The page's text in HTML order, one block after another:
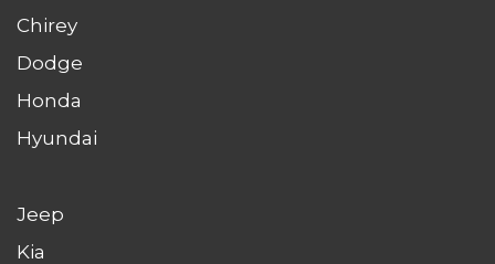
Chirey
Dodge
Honda
Hyundai
Jeep
Kia